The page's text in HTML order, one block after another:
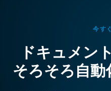
今す
ドキュメン
そろそろ自動